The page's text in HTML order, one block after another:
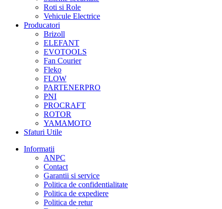
Roti si Role
Vehicule Electrice
Producatori
Brizoll
ELEFANT
EVOTOOLS
Fan Courier
Fleko
FLOW
PARTENERPRO
PNI
PROCRAFT
ROTOR
YAMAMOTO
Sfaturi Utile
Informatii
ANPC
Contact
Garantii si service
Politica de confidentialitate
Politica de expediere
Politica de retur